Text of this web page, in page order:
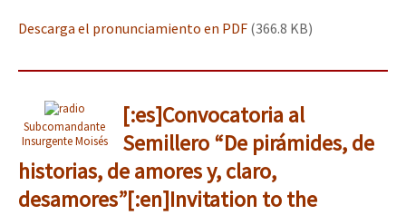
Descarga el pronunciamiento en PDF (366.8 KB)
Subcomandante
Insurgente Moisés
[:es]Convocatoria al
Semillero “De pirámides, de
historias, de amores y, claro,
desamores”[:en]Invitation to the